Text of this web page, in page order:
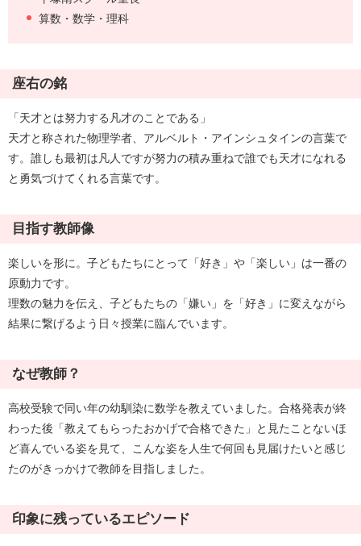
算数・数学・理科
座右の銘
「天才とは努力する凡才のことである」
天才と称された物理学者、アルベルト・アインシュタインの言葉で
す。誰しも最初は凡人ですが努力の積み重ねで誰でも天才になれる
と勇気づけてくれる言葉です。
目指す教師像
楽しいを形に。子どもたちにとって「好き」や「楽しい」は一番の
原動力です。
理数の魅力を伝え、子どもたちの「嫌い」を「好き」に変えながら
結果に繋げるよう日々授業に臨んでいます。
なぜ教師？
高校受験で同い年の幼馴染に数学を教えていました。合格発表が終
わった後「教えてもらったおかげで合格できた」と見たことないほ
ど喜んでいる姿を見て、こんな姿を人生で何回も見届けたいと感じ
たのがきっかけで教師を目指しました。
印象に残っているエピソード